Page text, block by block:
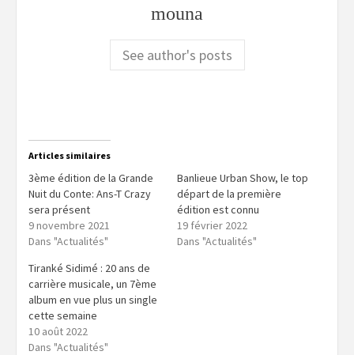
mouna
See author's posts
Articles similaires
3ème édition de la Grande
Nuit du Conte: Ans-T Crazy
sera présent
9 novembre 2021
Dans "Actualités"
Banlieue Urban Show, le top
départ de la première
édition est connu
19 février 2022
Dans "Actualités"
Tiranké Sidimé : 20 ans de
carrière musicale, un 7ème
album en vue plus un single
cette semaine
10 août 2022
Dans "Actualités"